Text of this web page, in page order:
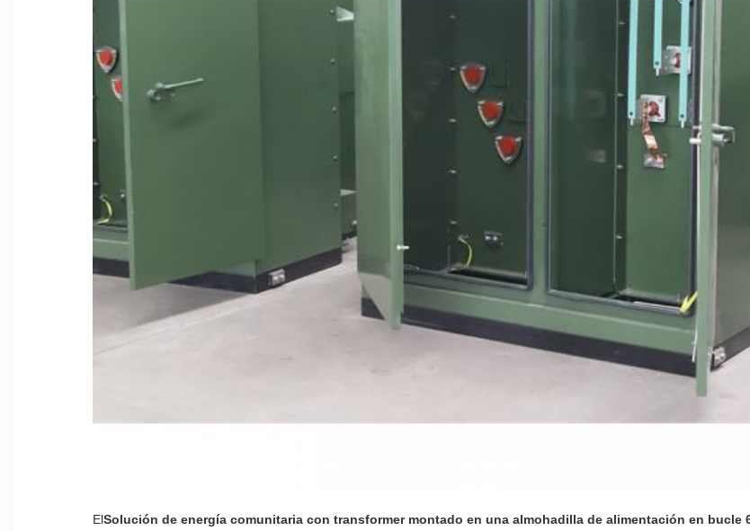
ElSolución de energía comunitaria con transformer montado en una almohadilla de alimentación en bucle